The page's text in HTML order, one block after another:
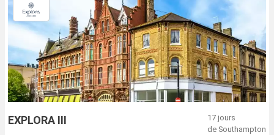
EXPLORA III
17 jours
de Southampton